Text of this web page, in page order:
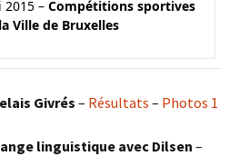
2015 – Compétitions sportives
Ville de Bruxelles
Givrés– Résultats – Photos 1
linguistique avec Dilsen –